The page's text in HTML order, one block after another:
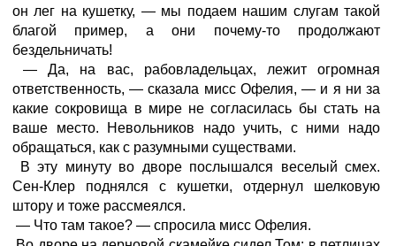
он лег на кушетку, — мы подаем нашим слугам такой
благой пример, а они почему-то продолжают
бездельничать!
— Да, на вас, рабовладельцах, лежит огромная
ответственность, — сказала мисс Офелия, — и я ни за
какие сокровища в мире не согласилась бы стать на
ваше место. Невольников надо учить, с ними надо
обращаться, как с разумными существами.
В эту минуту во дворе послышался веселый смех.
Сен-Клер поднялся с кушетки, отдернул шелковую
штору и тоже рассмеялся.
— Что там такое? — спросила мисс Офелия.